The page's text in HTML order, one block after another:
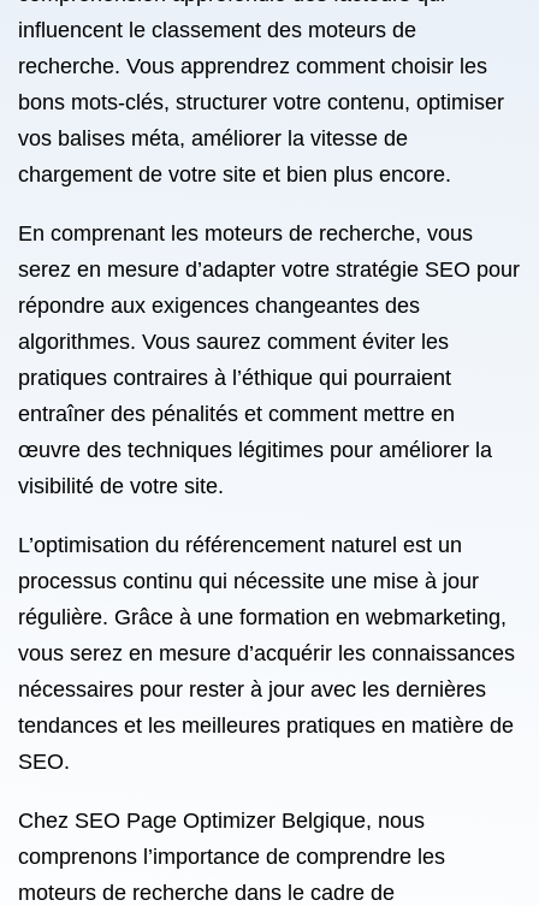
influencent le classement des moteurs de
recherche. Vous apprendrez comment choisir les
bons mots-clés, structurer votre contenu, optimiser
vos balises méta, améliorer la vitesse de
chargement de votre site et bien plus encore.
En comprenant les moteurs de recherche, vous
serez en mesure d’adapter votre stratégie SEO pour
répondre aux exigences changeantes des
algorithmes. Vous saurez comment éviter les
pratiques contraires à l’éthique qui pourraient
entraîner des pénalités et comment mettre en
œuvre des techniques légitimes pour améliorer la
visibilité de votre site.
L’optimisation du référencement naturel est un
processus continu qui nécessite une mise à jour
régulière. Grâce à une formation en webmarketing,
vous serez en mesure d’acquérir les connaissances
nécessaires pour rester à jour avec les dernières
tendances et les meilleures pratiques en matière de
SEO.
Chez SEO Page Optimizer Belgique, nous
comprenons l’importance de comprendre les
moteurs de recherche dans le cadre de